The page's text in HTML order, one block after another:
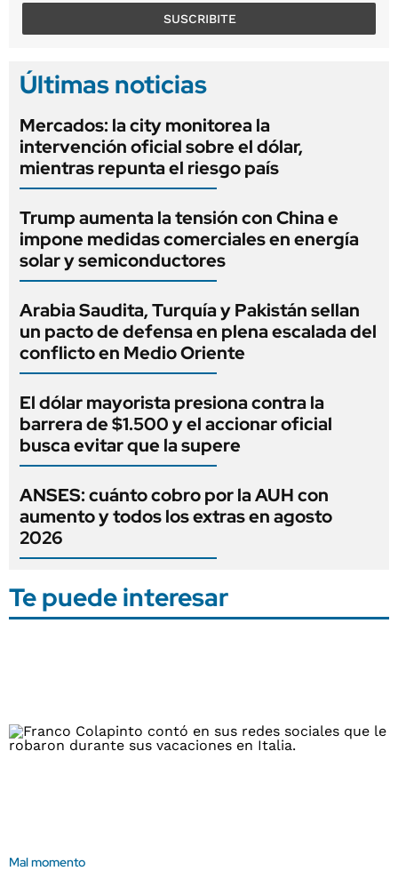
SUSCRIBITE
Últimas noticias
Mercados: la city monitorea la
intervención oficial sobre el dólar,
mientras repunta el riesgo país
Trump aumenta la tensión con China e
impone medidas comerciales en energía
solar y semiconductores
Arabia Saudita, Turquía y Pakistán sellan
un pacto de defensa en plena escalada del
conflicto en Medio Oriente
El dólar mayorista presiona contra la
barrera de $1.500 y el accionar oficial
busca evitar que la supere
ANSES: cuánto cobro por la AUH con
aumento y todos los extras en agosto
2026
Te puede interesar
Mal momento